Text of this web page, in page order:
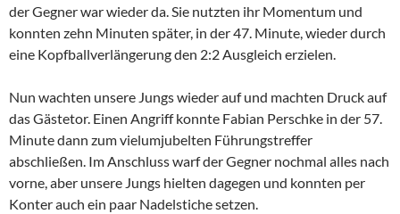
der Gegner war wieder da. Sie nutzten ihr Momentum und
konnten zehn Minuten später, in der 47. Minute, wieder durch
eine Kopfballverlängerung den 2:2 Ausgleich erzielen.
Nun wachten unsere Jungs wieder auf und machten Druck auf
das Gästetor. Einen Angriff konnte Fabian Perschke in der 57.
Minute dann zum vielumjubelten Führungstreffer
abschließen. Im Anschluss warf der Gegner nochmal alles nach
vorne, aber unsere Jungs hielten dagegen und konnten per
Konter auch ein paar Nadelstiche setzen.